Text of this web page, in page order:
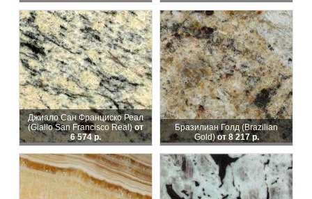
Джиало Сан Франциско Реал
(Giallo San Francisco Real)от
6 574 р.
Бразилиан Голд (Brazilian
Gold)от 8 217 р.